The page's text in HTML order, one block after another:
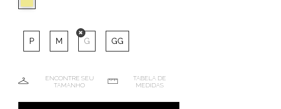
P M G GG
ENCONTRE SEU
TAMANHO
TABELA DE
MEDIDAS